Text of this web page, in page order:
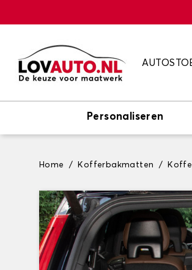
Personaliseren
Home Kofferbakmatten